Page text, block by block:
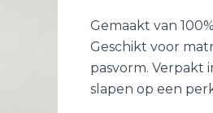
Gemaakt van
Geschikt voor
pasvorm. Verpakt
slapen op een